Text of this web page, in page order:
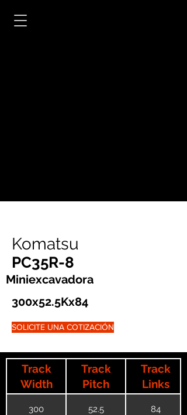
Komatsu
PC35R-8
Miniexcavadora
300x52.5Kx84
SOLICITE UNA COTIZACIÓN
Track
Width
Track
Pitch
Track
Links
300 52.5 84